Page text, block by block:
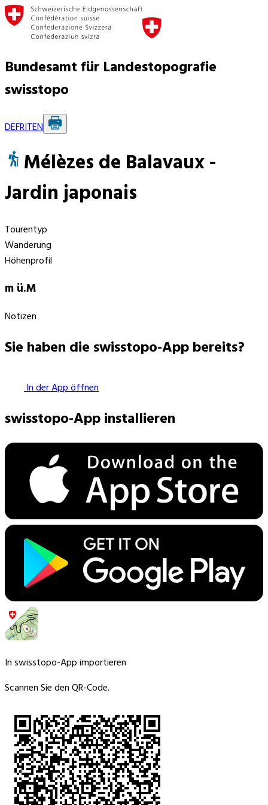
Bundesamt für Landestopografie
swisstopo
DEFRITEN
Mélèzes de Balavaux -
Jardin japonais
Tourentyp
Wanderung
Höhenprofil
m ü.M
Notizen
Sie haben die swisstopo-App bereits?
In der App öffnen
swisstopo-App installieren
In swisstopo-App importieren
Scannen Sie den QR-Code.